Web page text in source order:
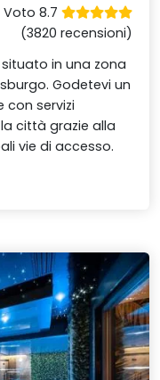
Voto 8.7
(3820 recensioni)
in una zona
Godetevi un
servizi
città grazie alla
vie di accesso.